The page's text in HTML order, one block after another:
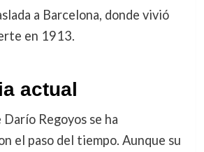
a Barcelona, donde vivió
en 1913.
actual
Regoyos se ha
el paso del tiempo. Aunque su